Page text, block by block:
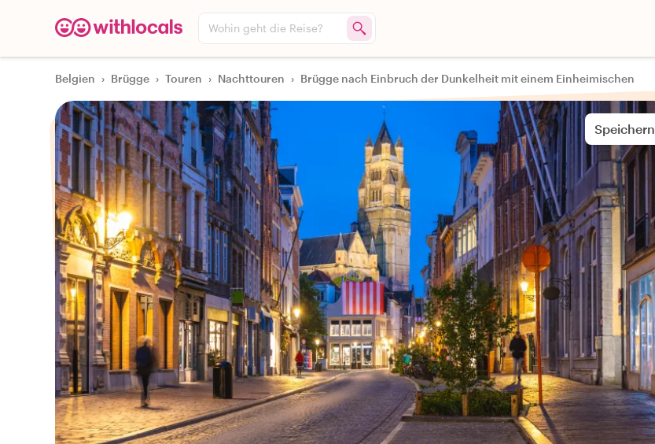
Wohin geht die Reise?
Belgien › Brügge › Touren › Nachttouren › Brügge nach Einbruch der Dunkelheit mit einem Einheimischen
Speichern